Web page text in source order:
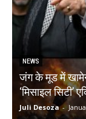
NEWS
जंग के मूड में
‘मिसाइल सिटी’
Juli Desoza -